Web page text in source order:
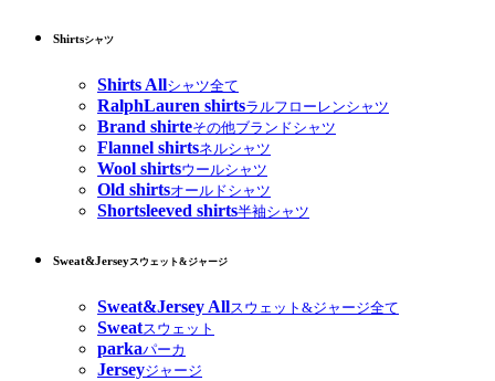
Shirtsシャツ
Shirts Allシャツ全て
RalphLauren shirtsラルフローレンシャツ
Brand shirteその他ブランドシャツ
Flannel shirtsネルシャツ
Wool shirtsウールシャツ
Old shirtsオールドシャツ
Shortsleeved shirts半袖シャツ
Sweat&Jerseyスウェット&ジャージ
Sweat&Jersey Allスウェット&ジャージ全て
Sweatスウェット
parkaパーカ
Jerseyジャージ